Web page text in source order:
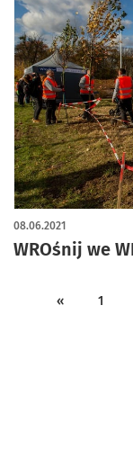
WROśnij we
08.06.2021
« 1